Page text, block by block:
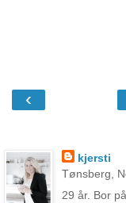
‹
kjersti
Tønsberg,
29 år. Bor